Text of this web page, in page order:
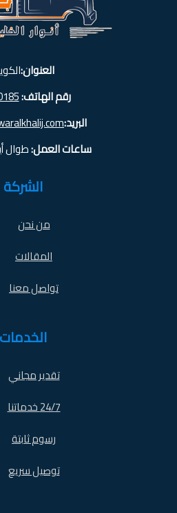
العنوان:
رقم الهاتف:
البريد:
ساعات العمل:طوال
الشركة
من نحن
المقالات
تواصل معنا
الخدمات
تقدير مجاني
24/7 خدماتنا
رسوم ثابتة
توصيل سريع